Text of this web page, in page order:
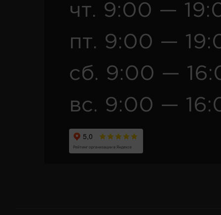
чт. 9:00 —
пт. 9:00 —
сб. 9:00 —
вс. 9:00 —